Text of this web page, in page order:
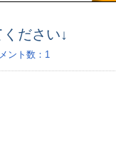
ださい↓
ント数：1